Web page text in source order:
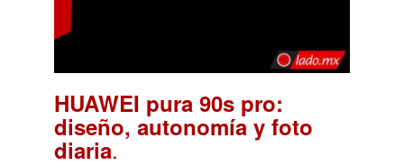
HUAWEI pura 90s pro:
diseño, autonomía y foto
diaria.